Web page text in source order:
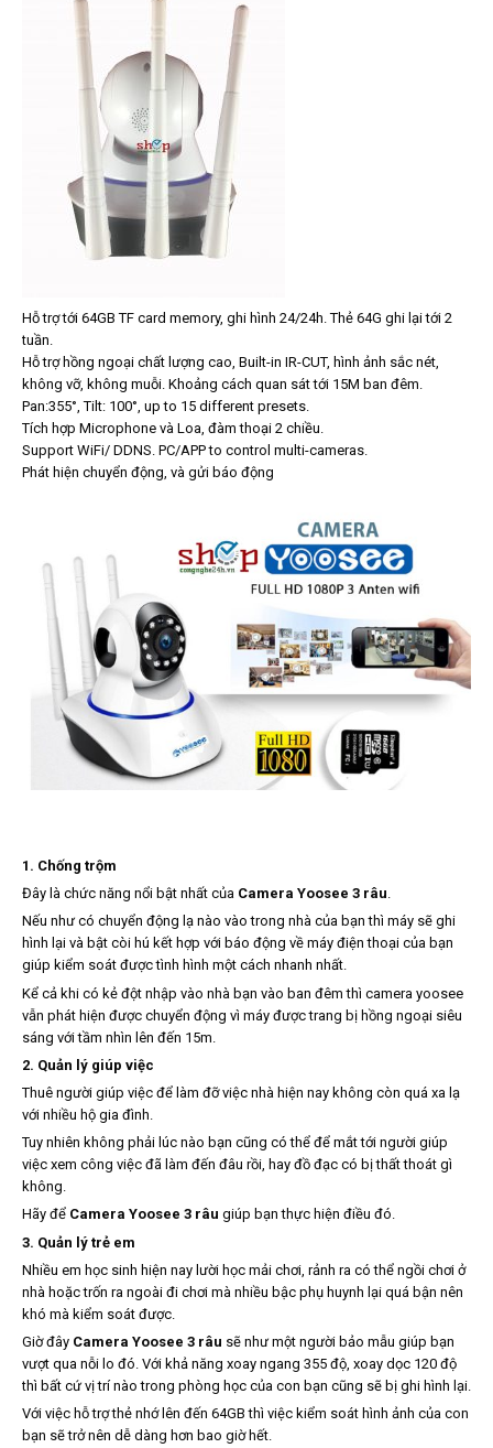
Hỗ trợ tới 64GB TF card memory, ghi hình 24/24h. Thẻ 64G ghi lại tới 2
tuần.
Hỗ trợ hồng ngoại chất lượng cao, Built-in IR-CUT, hình ảnh sắc nét,
không vỡ, không muỗi. Khoảng cách quan sát tới 15M ban đêm.
Pan:355°, Tilt: 100°, up to 15 different presets.
Tích hợp Microphone và Loa, đàm thoại 2 chiều.
Support WiFi/ DDNS. PC/APP to control multi-cameras.
Phát hiện chuyển động, và gửi báo động
1. Chống trộm
Đây là chức năng nổi bật nhất của Camera Yoosee 3 râu.
Nếu như có chuyển động lạ nào vào trong nhà của bạn thì máy sẽ ghi
hình lại và bật còi hú kết hợp với báo động về máy điện thoại của bạn
giúp kiểm soát được tình hình một cách nhanh nhất.
Kể cả khi có kẻ đột nhập vào nhà bạn vào ban đêm thì camera yoosee
vẫn phát hiện được chuyển động vì máy được trang bị hồng ngoại siêu
sáng với tầm nhìn lên đến 15m.
2. Quản lý giúp việc
Thuê người giúp việc để làm đỡ việc nhà hiện nay không còn quá xa lạ
với nhiều hộ gia đình.
Tuy nhiên không phải lúc nào bạn cũng có thể để mắt tới người giúp
việc xem công việc đã làm đến đâu rồi, hay đồ đạc có bị thất thoát gì
không.
Hãy để Camera Yoosee 3 râu giúp bạn thực hiện điều đó.
3. Quản lý trẻ em
Nhiều em học sinh hiện nay lười học mải chơi, rảnh ra có thể ngồi chơi ở
nhà hoặc trốn ra ngoài đi chơi mà nhiều bậc phụ huynh lại quá bận nên
khó mà kiểm soát được.
Giờ đây Camera Yoosee 3 râu sẽ như một người bảo mẫu giúp bạn
vượt qua nỗi lo đó. Với khả năng xoay ngang 355 độ, xoay dọc 120 độ
thì bất cứ vị trí nào trong phòng học của con bạn cũng sẽ bị ghi hình lại.
Với việc hỗ trợ thẻ nhớ lên đến 64GB thì việc kiểm soát hình ảnh của con
bạn sẽ trở nên dễ dàng hơn bao giờ hết.